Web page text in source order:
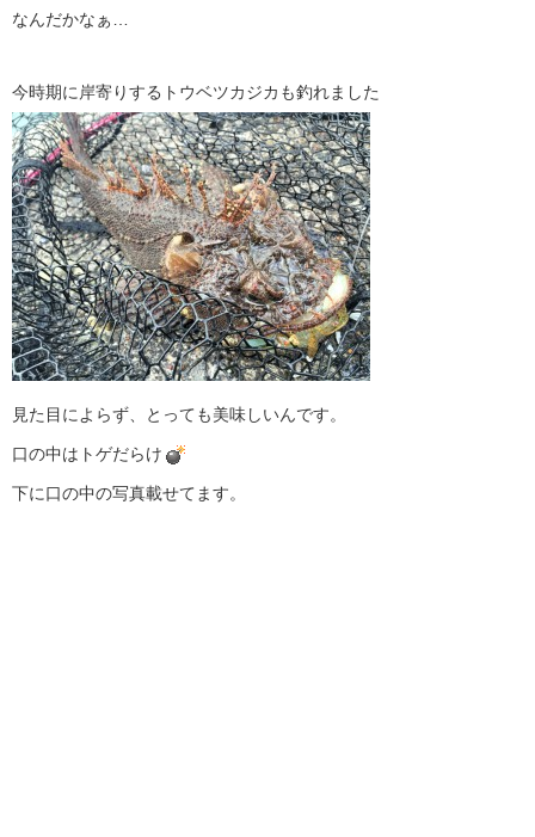
なんだかなぁ…
今時期に岸寄りするトウベツカジカも釣れました
見た目によらず、とっても美味しいんです。
口の中はトゲだらけ
下に口の中の写真載せてます。